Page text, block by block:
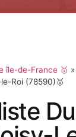
île-de-France 🥇 »
Roi (78590)🥇